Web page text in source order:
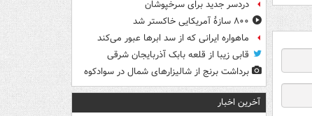
دردسر جدید برای سرخپوشان
۸۰۰ سازۀ آمریکایی خاکستر شد
ماهواره ایرانی که از سد ابرها عبور می‌کند
قابی زیبا از قلعه بابک آذربایجان شرقی
برداشت برنج از شالیزارهای شمال در سوادکوه
آخرین اخبار